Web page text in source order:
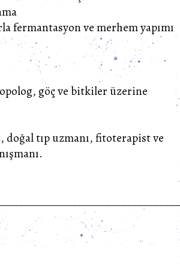
fermantasyon ve merhem yapımı
göç ve bitkiler üzerine
, doğal tıp uzmanı, fitoterapist ve